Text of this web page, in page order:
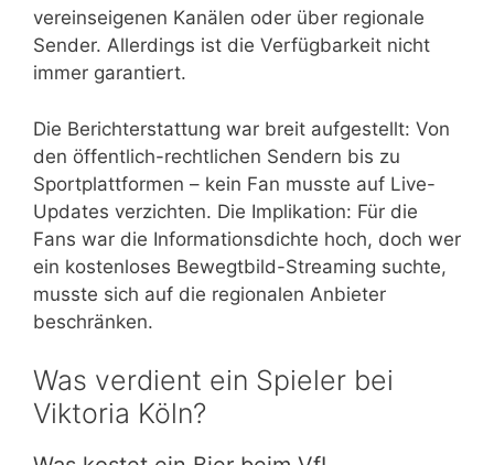
vereinseigenen Kanälen oder über regionale
Sender. Allerdings ist die Verfügbarkeit nicht
immer garantiert.
Die Berichterstattung war breit aufgestellt: Von
den öffentlich-rechtlichen Sendern bis zu
Sportplattformen – kein Fan musste auf Live-
Updates verzichten. Die Implikation: Für die
Fans war die Informationsdichte hoch, doch wer
ein kostenloses Bewegtbild-Streaming suchte,
musste sich auf die regionalen Anbieter
beschränken.
Was verdient ein Spieler bei
Viktoria Köln?